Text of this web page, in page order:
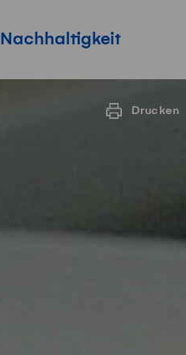
Nachhaltigkeit
Drucken